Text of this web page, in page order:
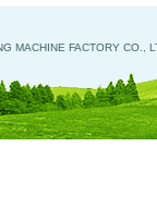
MACHINE FACTORY CO.,